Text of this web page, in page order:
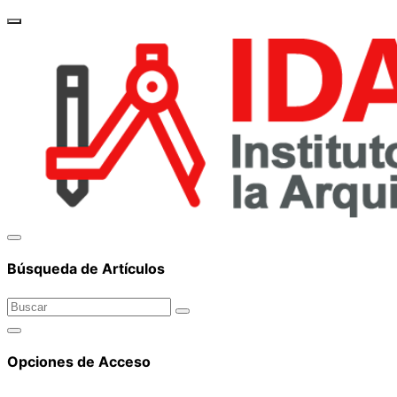
Búsqueda de Artículos
Opciones de Acceso